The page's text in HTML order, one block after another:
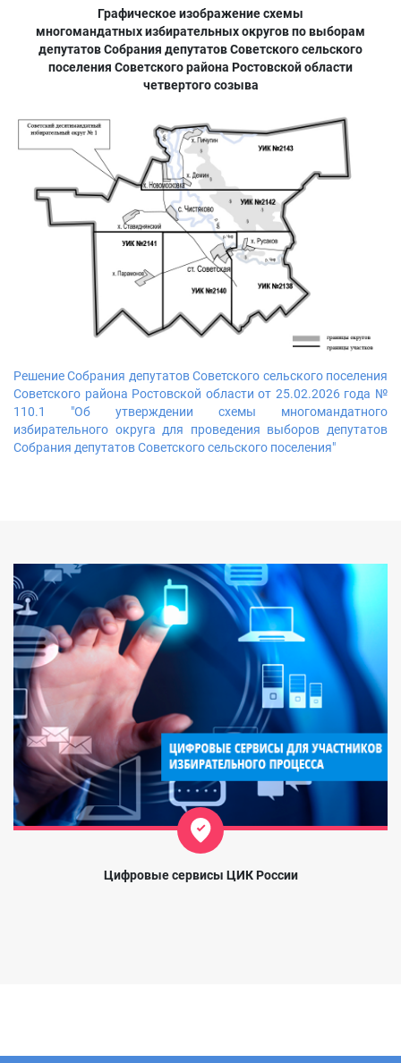
Графическое изображение схемы
многомандатных избирательных округов по выборам
депутатов Собрания депутатов Советского сельского
поселения Советского района Ростовской области
четвертого созыва
Решение Собрания депутатов Советского сельского поселения
Советского района Ростовской области от 25.02.2026 года №
110.1 "Об утверждении схемы многомандатного
избирательного округа для проведения выборов депутатов
Собрания депутатов Советского сельского поселения"
Цифровые сервисы ЦИК России